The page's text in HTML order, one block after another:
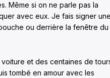
Même si on ne parle pas la
avec eux. Je fais signer
ou derrière la fenêtre du
voiture et des centaines de
tombé en amour avec les